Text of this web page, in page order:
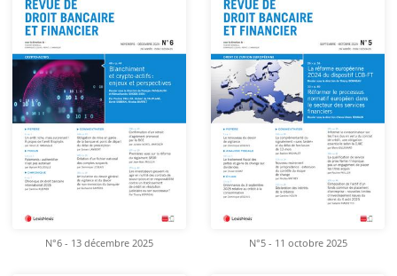
N°6 - 13 décembre 2025 N°5 - 11 octobre 2025